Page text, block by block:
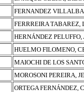
FERNANDEZ
FERRREIRA TABAREZ,
HERNÁNDEZ
HUELMO FILOMENO,
MAIOCHI DE LOS
MOROSONI PEREIRA,
ORTEGA FERNÁNDEZ,